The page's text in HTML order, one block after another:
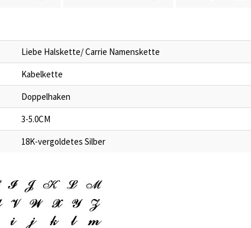
Liebe Halskette/ Carrie Namenskette
Kabelkette
Doppelhaken
3-5.0CM
18K-vergoldetes Silber